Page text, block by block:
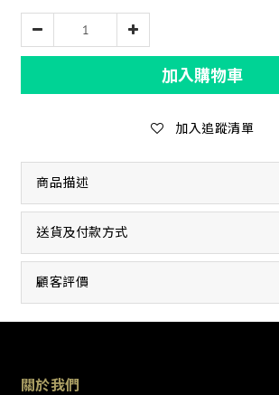
加入購物車
加入追蹤清單
商品描述
送貨及付款方式
顧客評價
關於我們